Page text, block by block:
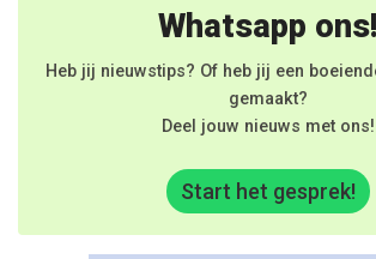
Whatsapp ons!
Heb jij nieuwstips? Of heb jij een
gemaakt?
Deel jouw nieuws met ons!
Start het gesprek!